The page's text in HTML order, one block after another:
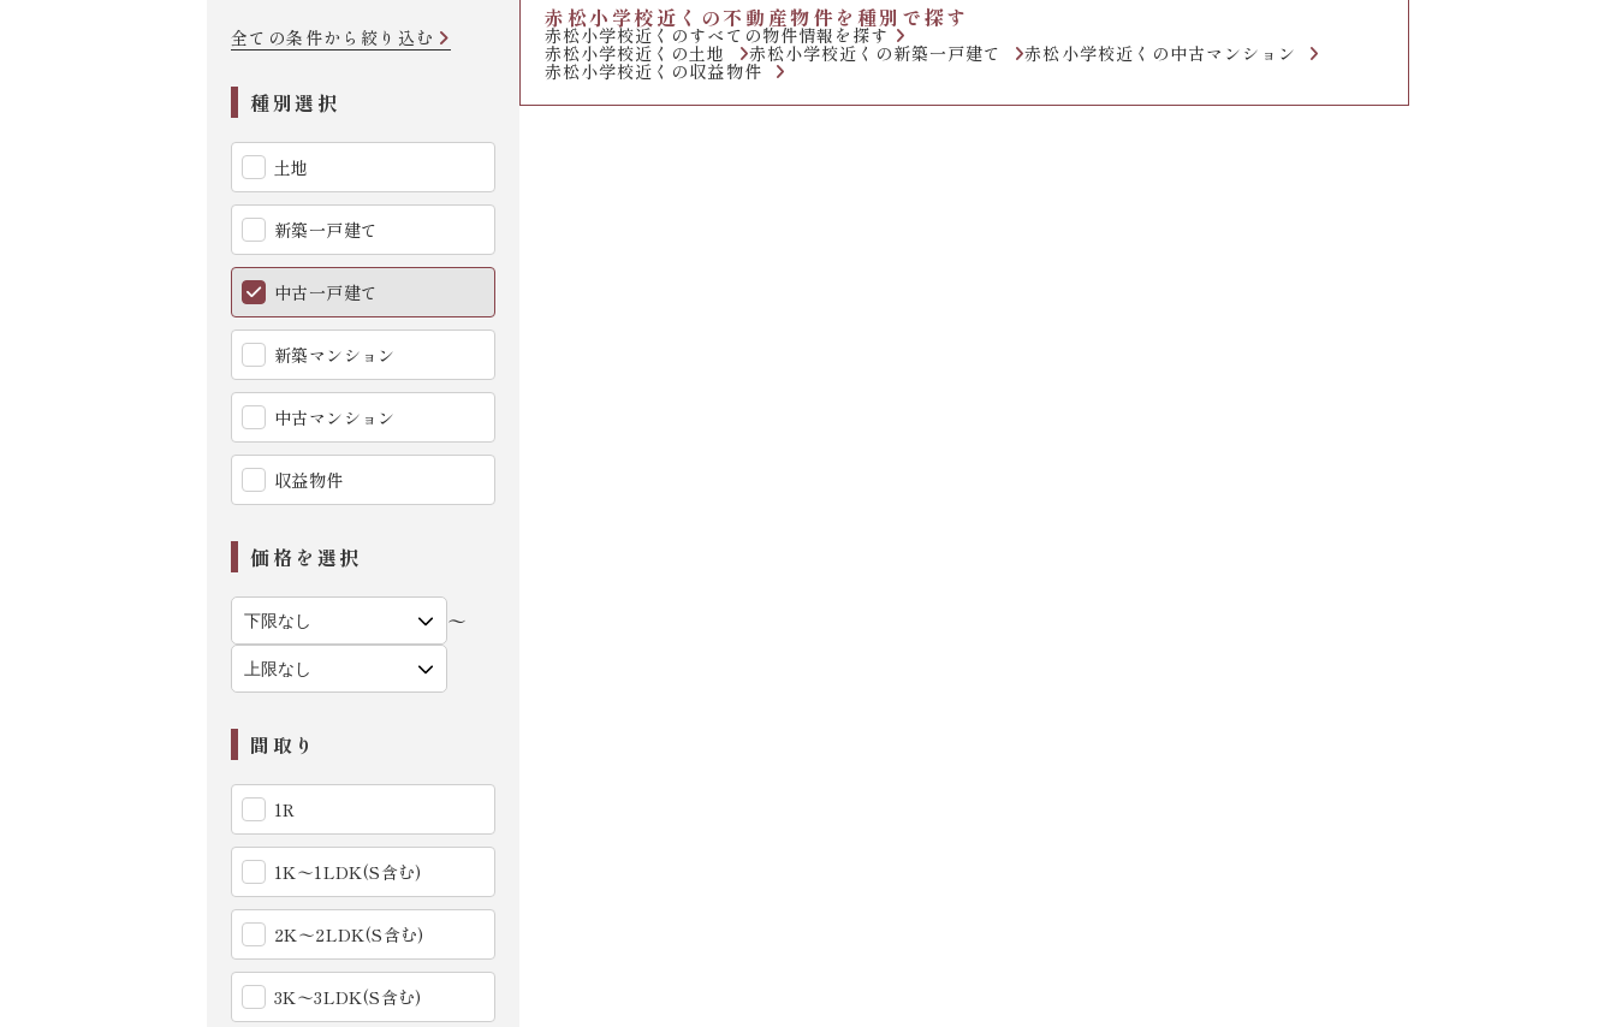
赤松小学校近くの不動産物件を種別で探す
赤松小学校近くのすべての物件情報を探す
赤松小学校近くの土地 赤松小学校近くの新築一戸建て 赤松小学校近くの中古マンション
赤松小学校近くの収益物件
全ての条件から絞り込む
種別選択
土地
新築一戸建て
中古一戸建て
新築マンション
中古マンション
収益物件
価格を選択
〜
間取り
1R
1K〜1LDK(S含む)
2K〜2LDK(S含む)
3K〜3LDK(S含む)